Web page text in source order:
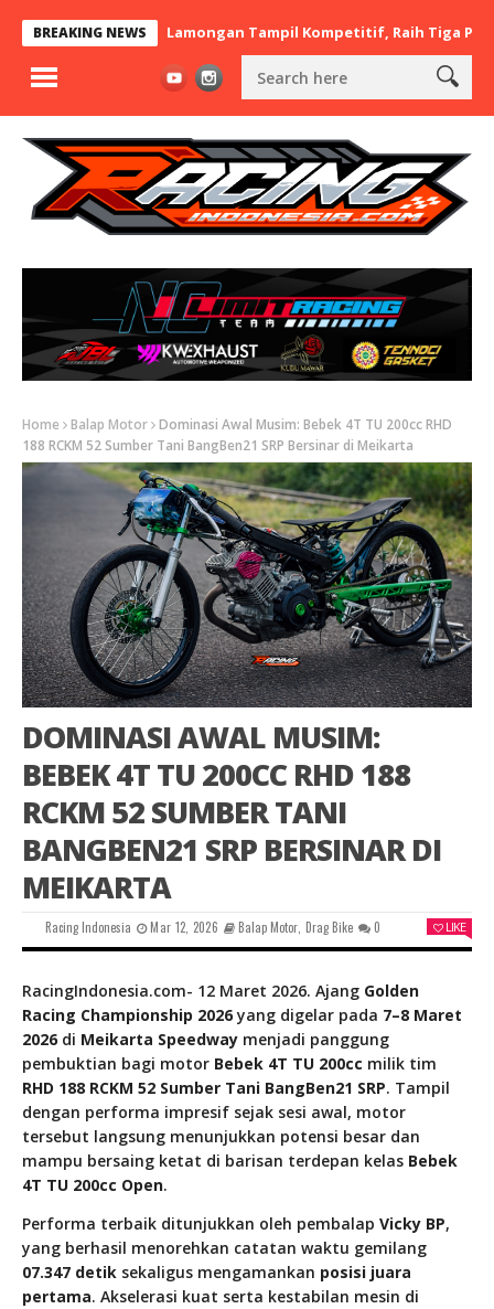
BREAKING NEWS
BaraBere Asal Lamongan Tampil Kompetitif, Raih Tiga Podium di
Home Balap Motor Dominasi Awal Musim: Bebek 4T TU 200cc RHD
188 RCKM 52 Sumber Tani BangBen21 SRP Bersinar di Meikarta
DOMINASI AWAL MUSIM:
BEBEK 4T TU 200CC RHD 188
RCKM 52 SUMBER TANI
BANGBEN21 SRP BERSINAR DI
MEIKARTA
Racing Indonesia Mar 12, 2026 Balap Motor, Drag Bike 0 LIKE
RacingIndonesia.com- 12 Maret 2026. Ajang Golden
Racing Championship 2026yang digelar pada 7–8 Maret
2026 di Meikarta Speedway menjadi panggung
pembuktian bagi motor Bebek 4T TU 200cc milik tim
RHD 188 RCKM 52 Sumber Tani BangBen21 SRP. Tampil
dengan performa impresif sejak sesi awal, motor
tersebut langsung menunjukkan potensi besar dan
mampu bersaing ketat di barisan terdepan kelas Bebek
4T TU 200cc Open.
Performa terbaik ditunjukkan oleh pembalap Vicky BP,
yang berhasil menorehkan catatan waktu gemilang
07.347 detik sekaligus mengamankan posisi juara
pertama. Akselerasi kuat serta kestabilan mesin di